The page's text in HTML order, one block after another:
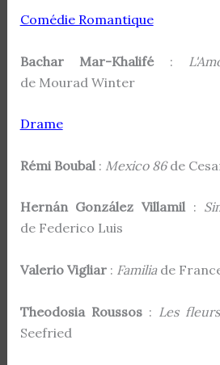
Comédie Romantique
Bachar Mar-Khalifé:
de Mourad Winter
Drame
Rémi Boubal: Mexico 86de
Hernán González Villamil:
de Federico Luis
Valerio Vigliar : Familia de
Theodosia Roussos: Les
Seefried